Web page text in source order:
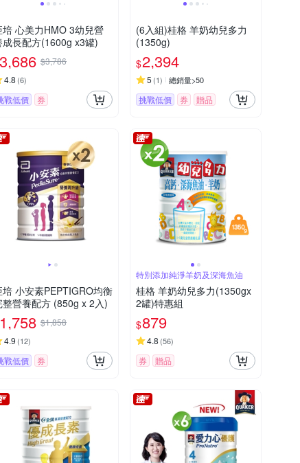
培 心美力HMO 3幼兒營
成長配方(1600g x3罐)
3,686 $3,786
4.8 (6)
戰低價 券
(6入組)桂格 羊奶幼兒多力
(1350g)
$2,394
5 (1) 總銷量>50
挑戰低價 券 贈品
培 小安素PEPTIGRO均衡
整營養配方 (850g x 2入)
1,758 $1,858
4.9 (12)
戰低價 券
特別添加純淨羊奶及深海魚油
桂格 羊奶幼兒多力(1350gx
2罐)特惠組
$879
4.8 (56)
券 贈品